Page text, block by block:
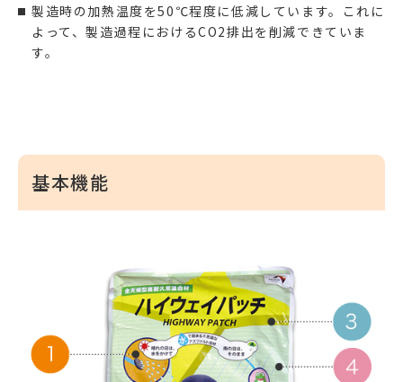
製造時の加熱温度を50℃程度に低減しています。これに
よって、製造過程におけるCO2排出を削減できていま
す。
基本機能